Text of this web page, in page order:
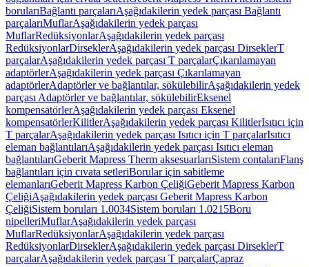
borularıBağlantı parçalarıAşağıdakilerin yedek parçası Bağlantı
parçalarıMuflarAşağıdakilerin yedek parçası
MuflarRedüksiyonlarAşağıdakilerin yedek parçası
RedüksiyonlarDirseklerAşağıdakilerin yedek parçası DirseklerT
parçalarAşağıdakilerin yedek parçası T parçalarÇıkarılamayan
adaptörlerAşağıdakilerin yedek parçası Çıkarılamayan
adaptörlerAdaptörler ve bağlantılar, sökülebilirAşağıdakilerin yedek
parçası Adaptörler ve bağlantılar, sökülebilirEksenel
kompensatörlerAşağıdakilerin yedek parçası Eksenel
kompensatörlerKilitlerAşağıdakilerin yedek parçası KilitlerIsıtıcı için
T parçalarAşağıdakilerin yedek parçası Isıtıcı için T parçalarIsıtıcı
eleman bağlantılarıAşağıdakilerin yedek parçası Isıtıcı eleman
bağlantılarıGeberit Mapress Therm aksesuarlarıSistem contalarıFlanş
bağlantıları için cıvata setleriBorular için sabitleme
elemanlarıGeberit Mapress Karbon ÇeliğiGeberit Mapress Karbon
ÇeliğiAşağıdakilerin yedek parçası Geberit Mapress Karbon
ÇeliğiSistem boruları 1.0034Sistem boruları 1.0215Boru
nipelleriMuflarAşağıdakilerin yedek parçası
MuflarRedüksiyonlarAşağıdakilerin yedek parçası
RedüksiyonlarDirseklerAşağıdakilerin yedek parçası DirseklerT
parçalarAşağıdakilerin yedek parçası T parçalarÇapraz